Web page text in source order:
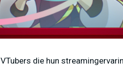
VTubers die hun